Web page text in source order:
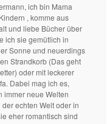
ich bin Mama
, komme aus
und liebe Bücher über
ich sie gemütlich in
Sonne und neuerdings
Strandkorb (Das geht
oder mit leckerer
Dabei mag ich es,
immer neue Welten
echten Welt oder in
eher romantisch sind